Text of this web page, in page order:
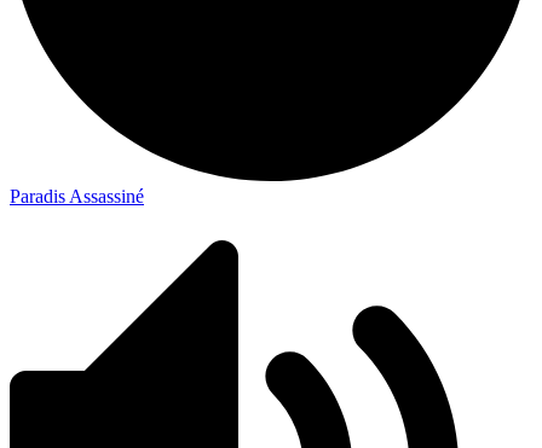
Paradis Assassiné